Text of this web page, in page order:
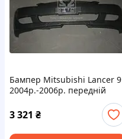
Бампер Mitsubishi Lancer 9
2004р.-2006р. передній
3 321 ₴